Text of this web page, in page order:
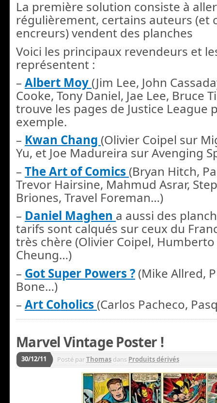
La première solution consiste à
régulièrement, certains auteurs (et
encreurs) vendent des planches
Voici les principaux revendeurs et
représentent :
– Albert Moy (Jim Lee, John
Cooke, Tony Daniel, Jae Lee, Bruce
trouve les pages de Justice League
exemple.
– Kwan Chang (Olivier Coipel sur
Yu, et Joe Madureira sur Avenging
– The Art of Comics (Bryan Hitch,
Trevor Hairsine, Mahmud Asrar,
Briones, Travel Foreman…)
– Daniel Maghen a aussi des
tarifs sont calqués sur ceux du
très chère (Olivier Coipel, Humberto
Cheung…)
– Got Super Powers ? (Mike Allred,
Bone…)
– Art Coholics (Carlos Pacheco,
Marvel Vintage Poster !
30/12/11 Posté parThomas dans Produits dérivés